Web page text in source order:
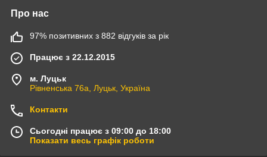
Про нас
97% позитивних з 882 відгуків за рік
Працює з 22.12.2015
м. Луцьк
Рівненська 76а, Луцьк, Україна
Контакти
Сьогодні працює з 09:00 до 18:00
Показати весь графік роботи